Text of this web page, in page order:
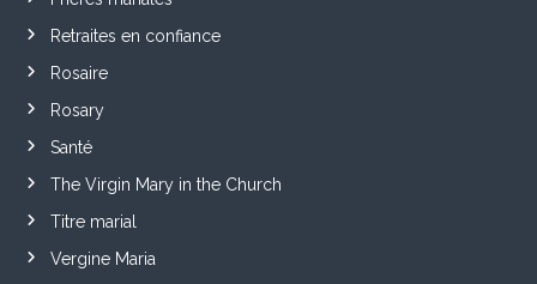
Retraites en confiance
Rosaire
Rosary
Santé
The Virgin Mary in the Church
Titre marial
Vergine Maria